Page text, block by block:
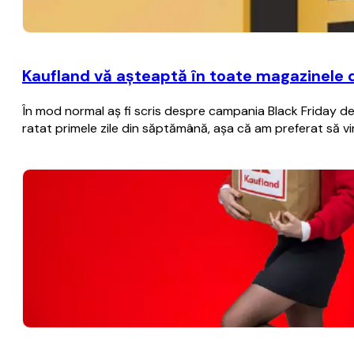
Kaufland vă aşteaptă în toate magazinele
În mod normal aş fi scris despre campania Black Friday
ratat primele zile din săptămână, aşa că am preferat să